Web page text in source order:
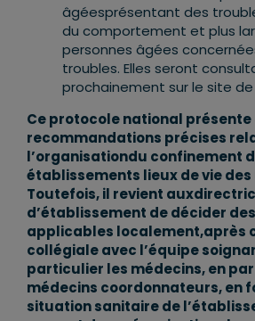
âgéesprésentant des
du comportement et plus
personnes âgées
troubles. Elles seront
prochainement sur le site de
Ce protocole national présente
recommandations précises
l’organisationdu confinement
établissements lieux de vie
Toutefois, il revient
d’établissement de décider
applicables localement,après
collégiale avec l’équipe
particulier les médecins, en
médecins coordonnateurs, en
situation sanitaire de